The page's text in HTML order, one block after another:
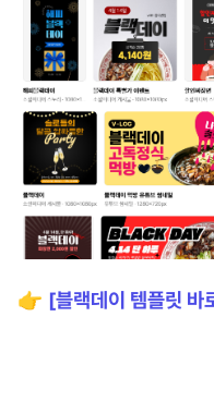
👉 [블랙데이 템플릿 바